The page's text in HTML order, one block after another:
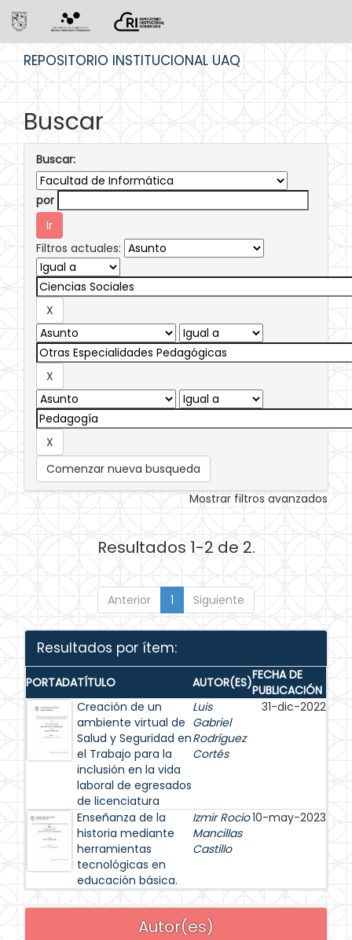
REPOSITORIO INSTITUCIONAL UAQ
Buscar
Buscar:
por
Filtros actuales:
Comenzar nueva busqueda
Mostrar filtros avanzados
Resultados 1-2 de 2.
Anterior 1 Siguiente
Resultados por ítem:
PORTADATÍTULO AUTOR(ES)FECHA DE
PUBLICACIÓN
Creación de un
ambiente virtual de
Salud y Seguridad en
el Trabajo para la
inclusión en la vida
laboral de egresados
de licenciatura
Luis
Gabriel
Rodríguez
Cortés
31-dic-2022
Enseñanza de la
historia mediante
herramientas
tecnológicas en
educación básica.
Izmir Rocio
Mancillas
Castillo
10-may-2023
Autor(es)